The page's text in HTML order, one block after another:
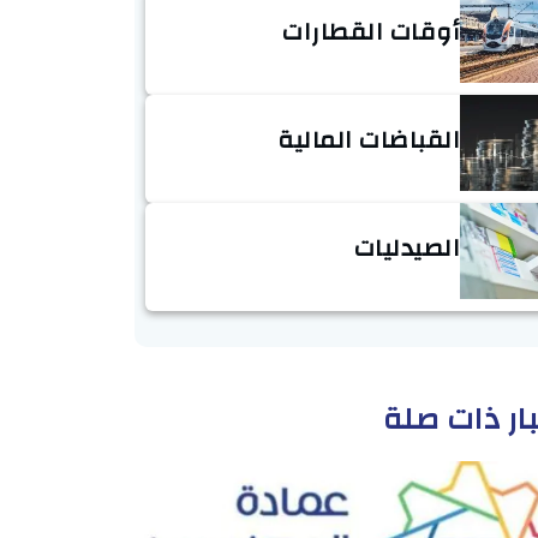
أوقات القطارات
القباضات المالية
الصيدليات
ذات صلة